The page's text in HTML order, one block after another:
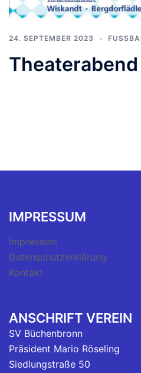
24. SEPTEMBER 2023
IMPRESSUM
Impressum
Datenschutzerklärung
Kontakt
ANSCHRIFT VEREIN
SV Büchenbronn
Präsident Mario Röseling
Siedlungstraße 50